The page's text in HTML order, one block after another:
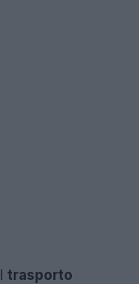
trasporto